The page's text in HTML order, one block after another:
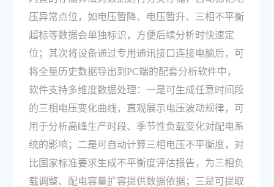
压异常点位，如电压暂降、电压暂升、三相不平衡
超标等数据会单独标识，方便后续分析时快速定
位；其次将设备通过专用通讯接口连接电脑后，可
将全量历史数据导出到PC端的配套分析软件中，
软件支持多维度数据处理：一是可生成任意时间段
的三相电压变化曲线，直观展示电压波动规律，可
用于分析高峰生产时段、季节性负载变化对配电系
统的影响；二是可自动计算三相电压不平衡度，对
比国家标准要求生成不平衡度评估报告，为三相负
载调整、配电容量扩容提供数据依据；三是可提取